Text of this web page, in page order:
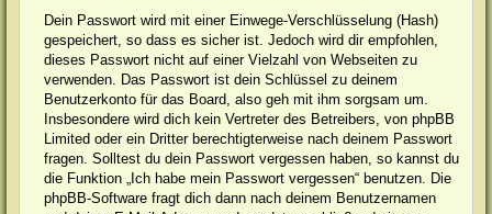
Dein Passwort wird mit einer Einwege-Verschlüsselung (Hash)
gespeichert, so dass es sicher ist. Jedoch wird dir empfohlen,
dieses Passwort nicht auf einer Vielzahl von Webseiten zu
verwenden. Das Passwort ist dein Schlüssel zu deinem
Benutzerkonto für das Board, also geh mit ihm sorgsam um.
Insbesondere wird dich kein Vertreter des Betreibers, von phpBB
Limited oder ein Dritter berechtigterweise nach deinem Passwort
fragen. Solltest du dein Passwort vergessen haben, so kannst du
die Funktion „Ich habe mein Passwort vergessen“ benutzen. Die
phpBB-Software fragt dich dann nach deinem Benutzernamen